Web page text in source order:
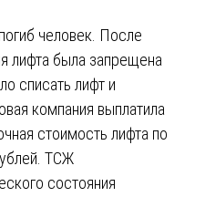
человек. После
лифта была запрещена
списать лифт и
компания выплатила
стоимость лифта по
ТСЖ
состояния